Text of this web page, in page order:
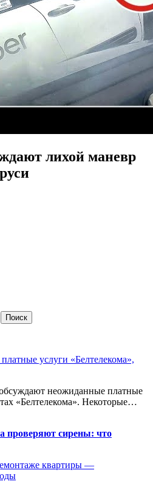
лихой маневр
услуги «Белтелекома»,
неожиданные платные
«Белтелекома». Некоторые…
проверяют сирены: что
квартиры —